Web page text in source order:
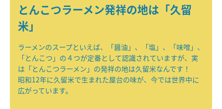
とんこつラーメン発祥の地は「久留
米」
ラーメンのスープといえば、「醤油」、「塩」、「味噌」、
「とんこつ」の４つが定番として認識されていますが、実
は「とんこつラーメン」の発祥の地は久留米なんです！
昭和12年に久留米で生まれた屋台の味が、今では世界中に
広がっています。